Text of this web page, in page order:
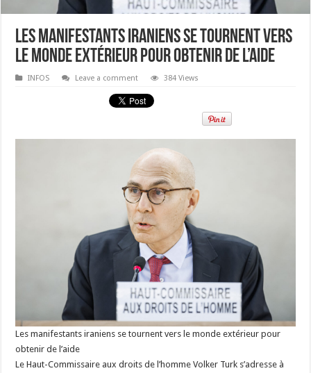
Les manifestants iraniens se tournent vers
le monde extérieur pour obtenir de l’aide
INFOS Leave a comment 384 Views
Les manifestants iraniens se tournent vers le monde extérieur pour
obtenir de l’aide
Le Haut-Commissaire aux droits de l’homme Volker Turk s’adresse à